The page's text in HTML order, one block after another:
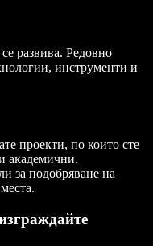
развива. Редовно
инструменти и
проекти, по които сте
академични.
за подобряване на